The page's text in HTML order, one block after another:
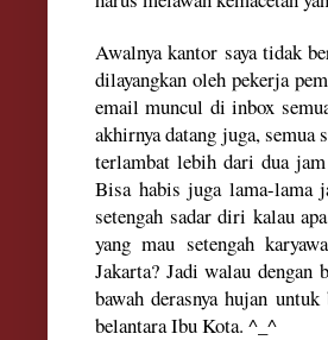
Awalnya kantor saya tidak
dilayangkan oleh pekerja
emailmuncul di inbox
akhirnya datang juga, semua
terlambat lebih dari dua
Bisa habis juga lama-lama
setengah sadar diri kalau
yang mau setengah kary
Jakarta? Jadi walaudengan
bawah derasnya hujan untuk
belantara Ibu Kota. ^_^